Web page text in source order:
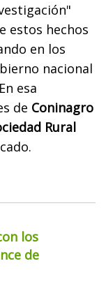
estos hechos
en los
nacional
esa
de Coninagro
Rural
los
de